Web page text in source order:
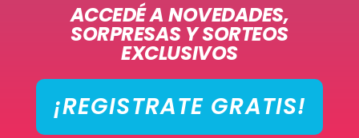
ACCEDÉ A NOVEDADES,
SORPRESAS Y SORTEOS
EXCLUSIVOS
¡REGISTRATE GRATIS!